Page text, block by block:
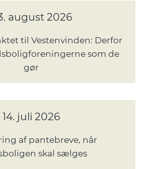
august 2026
til Vestenvinden: Derfor
som de
gør
14. juli 2026
af pantebreve, når
skal sælges